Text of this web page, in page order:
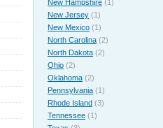
New Hampshire (1)
New Jersey (1)
New Mexico (1)
North Carolina (2)
North Dakota (2)
Ohio (2)
Oklahoma (2)
Pennsylvania (1)
Rhode Island (3)
Tennessee (1)